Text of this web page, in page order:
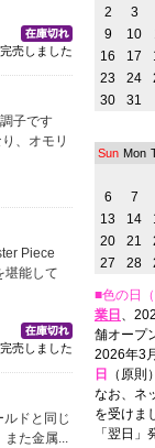
完売しました
子です
、オモリ
Piece
堪能して
完売しました
ドと同じ
た金属...
2
3
9
10
16
17
23
24
30
31
Sun Mon
6
7
13
14
20
21
27
28
■色の日
業日 、
舗オープ
2026年3
日
（原則
なお、ネ
を受けま
「翌日」